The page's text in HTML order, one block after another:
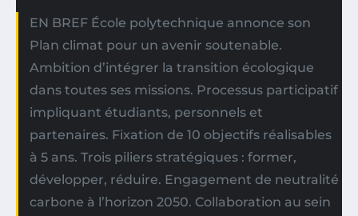
EN BREF École polytechnique annonce son
Plan climat pour un avenir soutenable.
Ambition d’intégrer la transition écologique
dans toutes ses missions. Processus participatif
impliquant étudiants, personnels et
partenaires. Fixation de 10 objectifs réalisables
à 5 ans. Trois piliers stratégiques : former,
développer, réduire. Engagement de neutralité
carbone à l’horizon 2050. Collaboration au sein